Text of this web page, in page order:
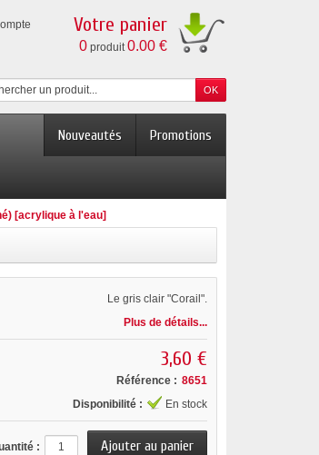
Votre panier
0 produit0.00 €
Promotions
Nouveautés
[acrylique à l'eau]
Le gris clair "Corail".
Plus de détails...
3,60 €
Référence : 8651
Disponibilité :
En stock
: